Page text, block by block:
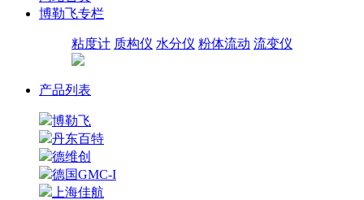
博勒飞专栏
粘度计 质构仪 水分仪 粉体流动 流变仪
产品列表
博勒飞
丹东百特
德维创
德国GMC-I
上海佳航